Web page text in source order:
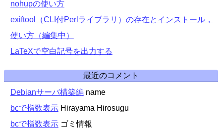
nohupの使い方
exiftool（CLI付Perlライブラリ）の存在とインストール，
使い方（編集中）
LaTeXで空白記号を出力する
最近のコメント
Debianサーバ構築編 name
bcで指数表示 Hirayama Hirosugu
bcで指数表示 ゴミ情報